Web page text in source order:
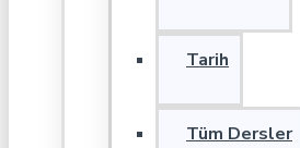
Tarih
Tüm Dersler